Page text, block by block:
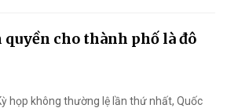
cho thành phố là đô
họp không thường lệ lần thứ nhất, Quốc